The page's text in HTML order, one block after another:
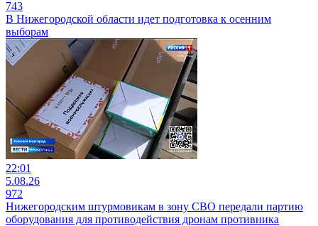
743
В Нижегородской области идет подготовка к осенним
выборам
22:01
5.08.26
972
Нижегородским штурмовикам в зону СВО передали партию
оборудования для противодействия дронам противника